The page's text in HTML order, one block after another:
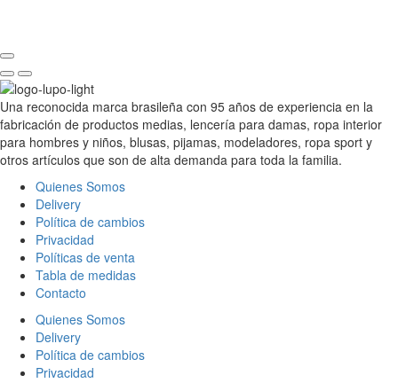
Una reconocida marca brasileña con 95 años de experiencia en la
fabricación de productos medias, lencería para damas, ropa interior
para hombres y niños, blusas, pijamas, modeladores, ropa sport y
otros artículos que son de alta demanda para toda la familia.
Quienes Somos
Delivery
Política de cambios
Privacidad
Políticas de venta
Tabla de medidas
Contacto
Quienes Somos
Delivery
Política de cambios
Privacidad